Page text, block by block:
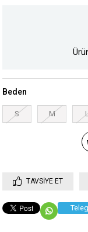
Beden
S M
TAVSIYE ET